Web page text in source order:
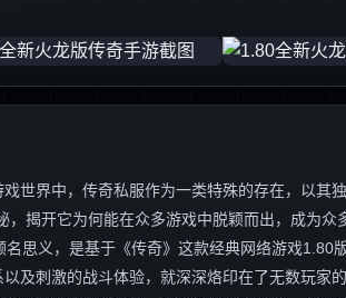
世界中，传奇私服作为一类特殊的存在，以其
，揭开它为何能在众多游戏中脱颖而出，成为
名思义，是基于《传奇》这款经典网络游戏1.80
及刺激的战斗体验，就深深烙印在了无数玩家